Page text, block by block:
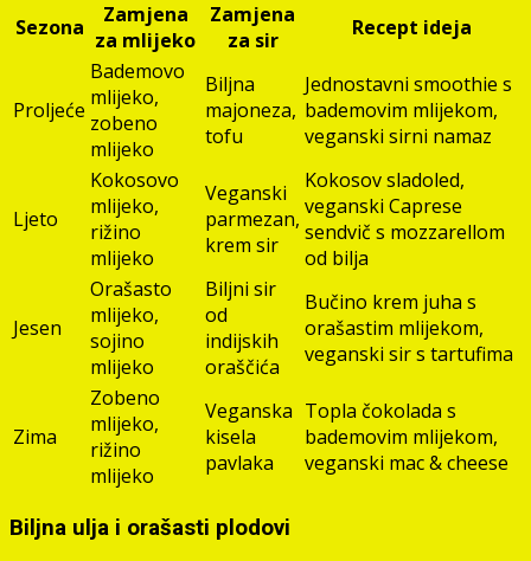
Sezona
Zamjena
za mlijeko
Zamjena
za sir
Recept ideja
Proljeće
Bademovo
mlijeko,
zobeno
mlijeko
Biljna
majoneza,
tofu
Jednostavni smoothie s
bademovim mlijekom,
veganski sirni namaz
Ljeto
Kokosovo
mlijeko,
rižino
mlijeko
Veganski
parmezan,
krem sir
Kokosov sladoled,
veganski Caprese
sendvič s mozzarellom
od bilja
Jesen
Orašasto
mlijeko,
sojino
mlijeko
Biljni sir
od
indijskih
oraščića
Bučino krem juha s
orašastim mlijekom,
veganski sir s tartufima
Zima
Zobeno
mlijeko,
rižino
mlijeko
Veganska
kisela
pavlaka
Topla čokolada s
bademovim mlijekom,
veganski mac & cheese
Biljna ulja i orašasti plodovi